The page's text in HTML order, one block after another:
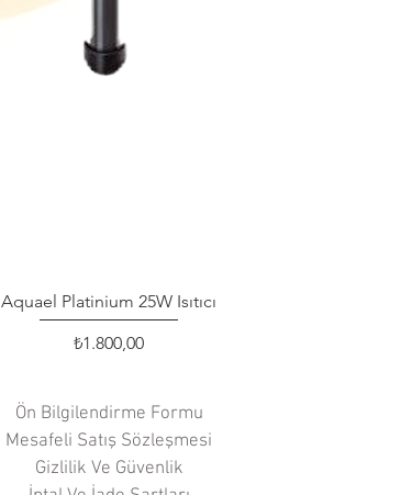
Hızlı Bakış
Aquael Platinium 25W Isıtıcı
Fiyat
₺1.800,00
Ön Bilgilendirme Formu
Mesafeli Satış Sözleşmesi
Gizlilik Ve Güvenlik